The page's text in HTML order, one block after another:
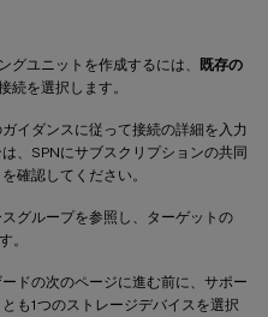
グユニットを作成するには、
既存の
続を選択します。
イダンスに従って接続の詳細を入力
、SPNにサブスクリプションの共同
確認してください。
グループを参照し、ターゲットの
。
ドの次のページに進む前に、サポー
も1つのストレージデバイスを選択